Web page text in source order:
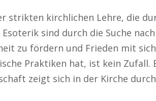
strikten kirchlichen Lehre, die
sind durch die Suche
zu fördern und Frieden mit
Praktiken hat, ist kein
zeigt sich in der Kirche